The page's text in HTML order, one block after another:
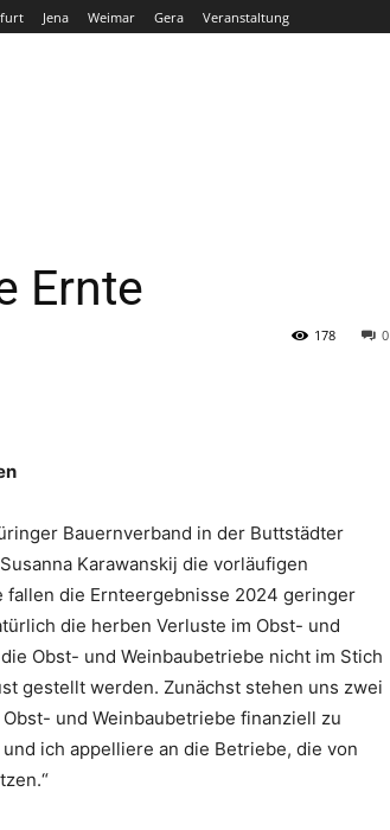
Jena Weimar Gera Veranstaltung
Ernte
0
178
Bauernverband in der Buttstädter
Karawanskij die vorläufigen
fallen die Ernteergebnisse 2024 geringer
die herben Verluste im Obst- und
Obst- und Weinbaubetriebe nicht im Stich
gestellt werden. Zunächst stehen uns zwei
und Weinbaubetriebe finanziell zu
ich appelliere an die Betriebe, die von